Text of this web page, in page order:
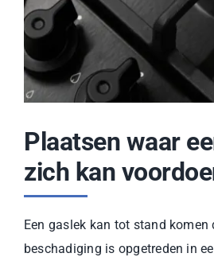
Plaatsen waar
zich kan
Een gaslek kan tot stand komen
beschadiging is opgetreden in